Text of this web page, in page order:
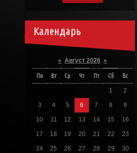
Календарь
« Август 2026 »
Пн Вт Ср Чт Пт Сб Вс
1 2
3 4 5 6 7 8 9
10 11 12 13 14 15 16
17 18 19 20 21 22 23
24 25 26 27 28 29 30